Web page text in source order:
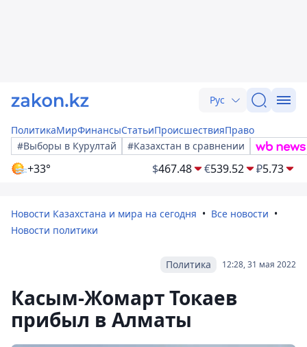
Рус
ПолитикаМирФинансыСтатьиПроисшествияПраво
#Выборы в Курултай
#Казахстан в сравнении
+33° $467.48 €539.52 ₽5.73
Новости Казахстана и мира на сегодня
Все новости
Новости политики
12:28, 31 мая 2022
Политика
Касым-Жомарт Токаев
прибыл в Алматы